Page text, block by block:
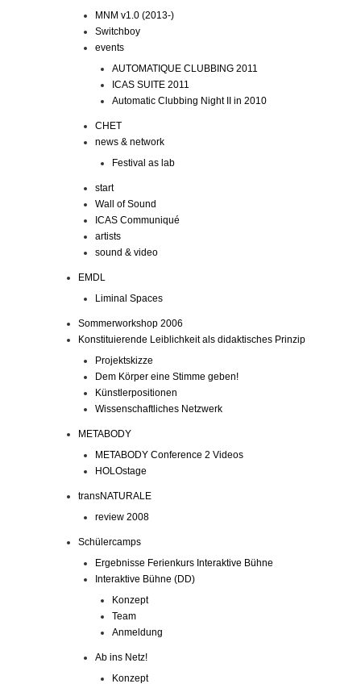
MNM v1.0 (2013-)
Switchboy
events
AUTOMATIQUE CLUBBING 2011
ICAS SUITE 2011
Automatic Clubbing Night II in 2010
CHET
news & network
Festival as lab
start
Wall of Sound
ICAS Communiqué
artists
sound & video
EMDL
Liminal Spaces
Sommerworkshop 2006
Konstituierende Leiblichkeit als didaktisches Prinzip
Projektskizze
Dem Körper eine Stimme geben!
Künstlerpositionen
Wissenschaftliches Netzwerk
METABODY
METABODY Conference 2 Videos
HOLOstage
transNATURALE
review 2008
Schülercamps
Ergebnisse Ferienkurs Interaktive Bühne
Interaktive Bühne (DD)
Konzept
Team
Anmeldung
Ab ins Netz!
Konzept